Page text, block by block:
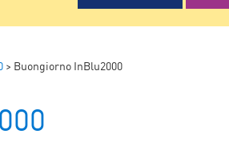
> Buongiorno InBlu2000